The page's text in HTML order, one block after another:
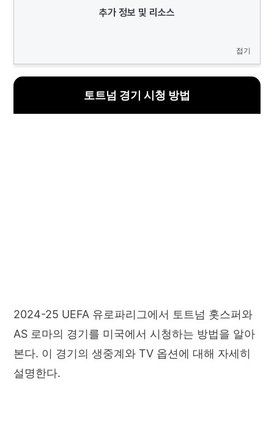
추가 정보 및 리소스
접기
토트넘 경기 시청 방법
2024-25 UEFA 유로파리그에서 토트넘 홋스퍼와
AS 로마의 경기를 미국에서 시청하는 방법을 알아
본다. 이 경기의 생중계와 TV 옵션에 대해 자세히
설명한다.